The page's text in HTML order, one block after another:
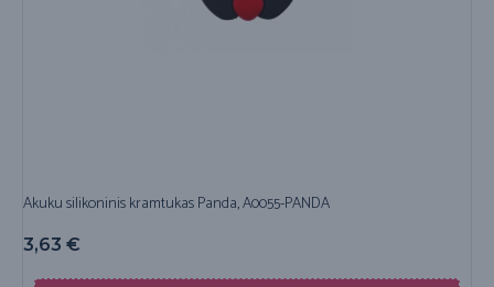
Akuku silikoninis kramtukas Panda, A0055-PANDA
3,63 €